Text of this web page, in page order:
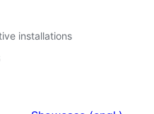
installations